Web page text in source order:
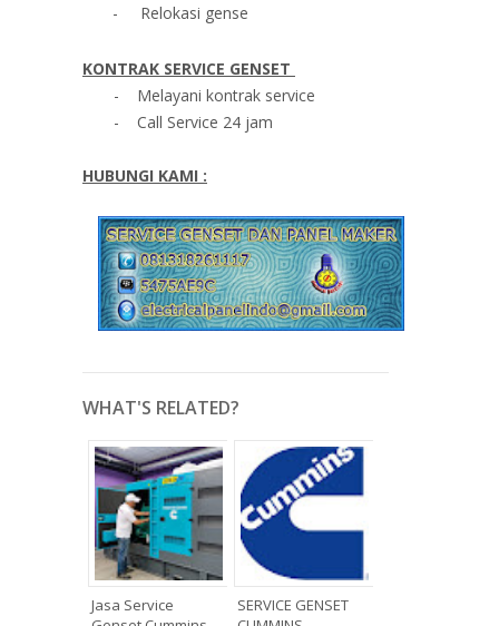
-
Relokasi gense
KONTRAK SERVICE GENSET
- Melayani kontrak service
- Call Service 24 jam
HUBUNGI KAMI :
WHAT'S RELATED?
Jasa Service
SERVICE GENSET